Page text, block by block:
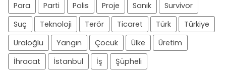
Para
Parti Polis Proje Sanık
Survivor
Suç
Teknoloji Terör Ticaret Türk
Türkiye
Uraloğlu
Yangın Çocuk Ülke
Üretim
İhracat
İstanbul İş Şüpheli